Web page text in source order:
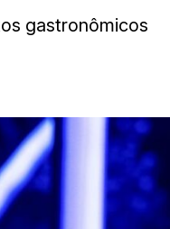
gastronômicos